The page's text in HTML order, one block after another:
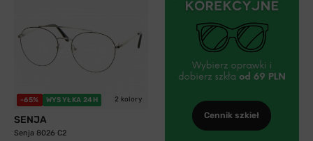
-65% WYSYŁKA 24H 2 kolory
SENJA
Senja 8026 C2
Cennik szkieł